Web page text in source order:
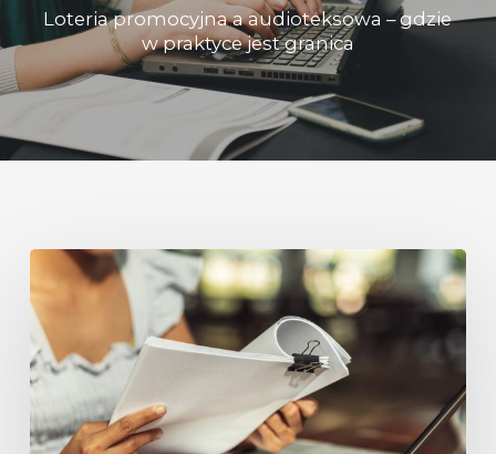
Loteria promocyjna a audioteksowa – gdzie
w praktyce jest granica